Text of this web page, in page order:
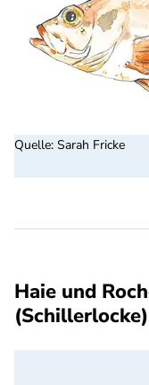
Quelle: Sarah Fricke
Haie und
(Schillerlocke)